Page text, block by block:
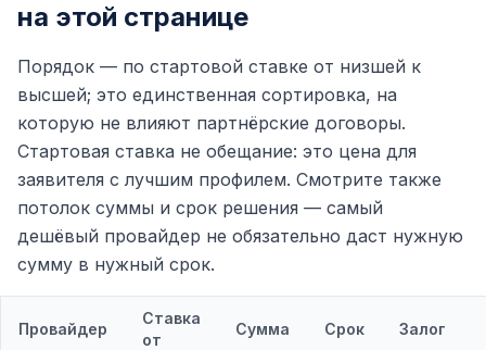
на этой странице
Порядок — по стартовой ставке от низшей к
высшей; это единственная сортировка, на
которую не влияют партнёрские договоры.
Стартовая ставка не обещание: это цена для
заявителя с лучшим профилем. Смотрите также
потолок суммы и срок решения — самый
дешёвый провайдер не обязательно даст нужную
сумму в нужный срок.
Провайдер
Ставка
от
Сумма Срок Залог